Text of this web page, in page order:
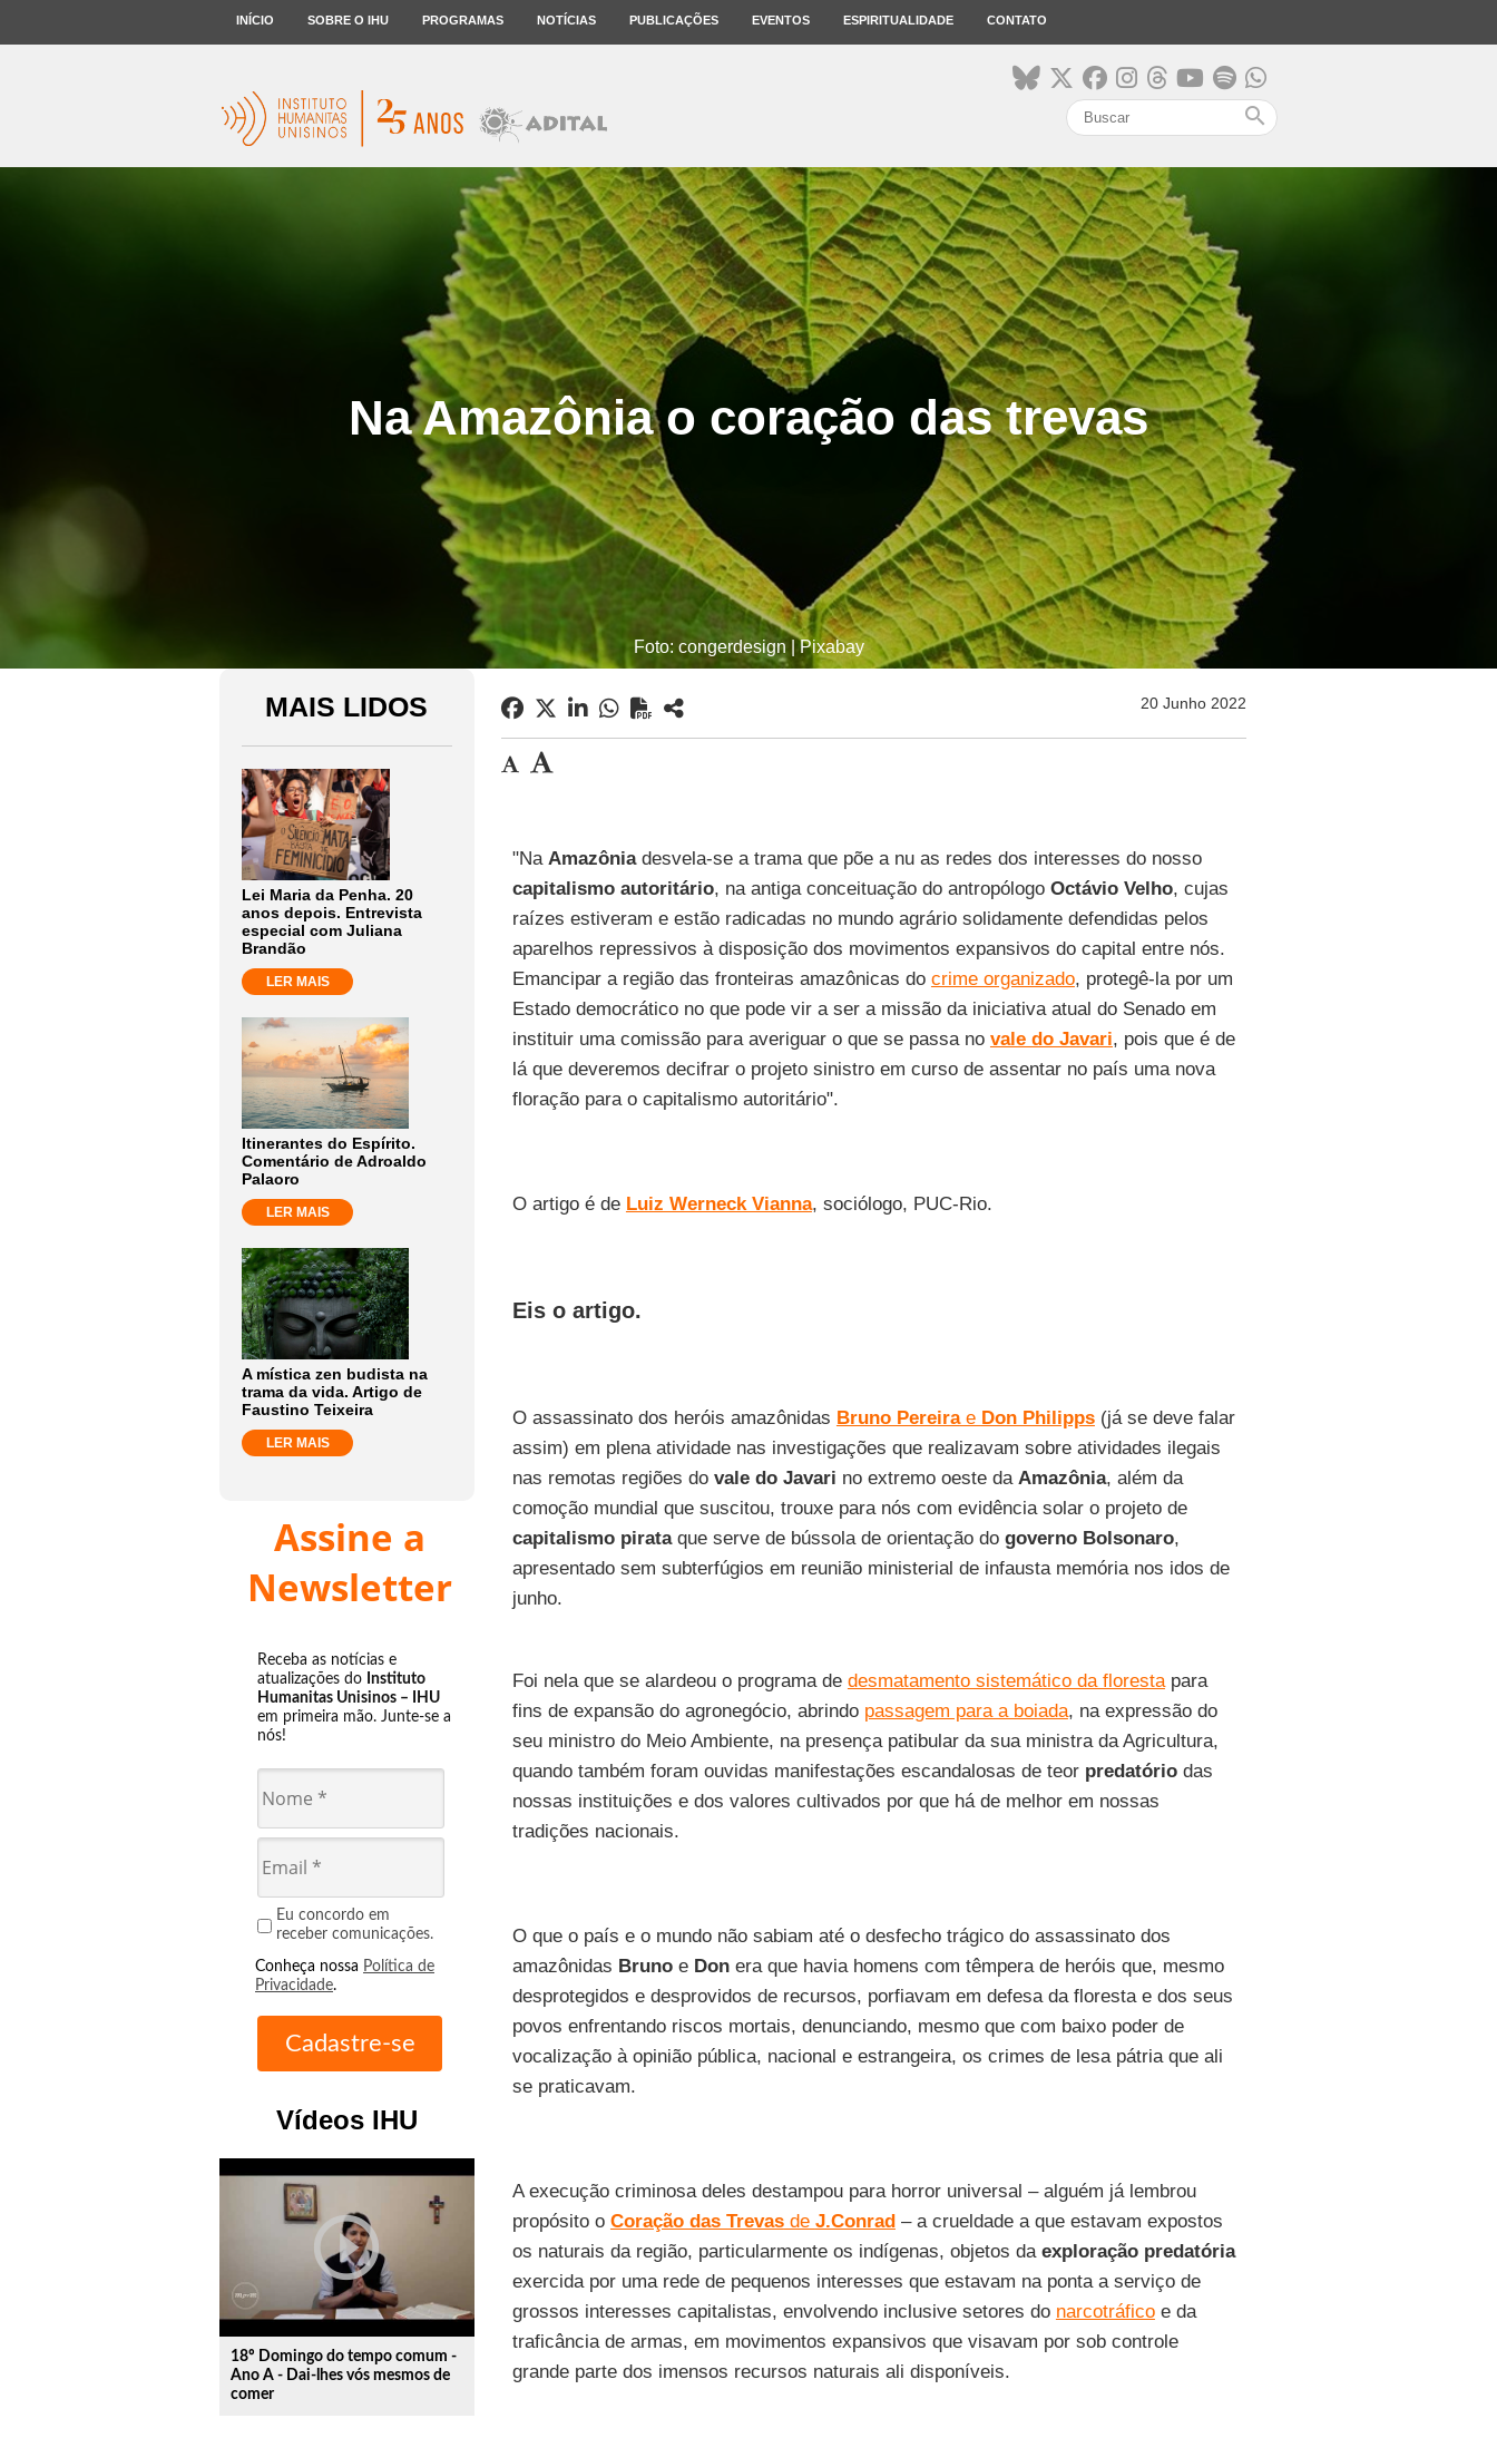
INÍCIO SOBRE O IHU PROGRAMAS NOTÍCIAS PUBLICAÇÕES EVENTOS ESPIRITUALIDADE CONTATO
search
Na Amazônia o coração das trevas
Foto: congerdesign | Pixabay
MAIS LIDOS
Lei Maria da Penha. 20
anos depois. Entrevista
especial com Juliana
Brandão
LER MAIS
Itinerantes do Espírito.
Comentário de Adroaldo
Palaoro
LER MAIS
A mística zen budista na
trama da vida. Artigo de
Faustino Teixeira
LER MAIS
Assine a
Newsletter
Receba as notícias e
atualizações do Instituto
Humanitas Unisinos – IHU
em primeira mão. Junte-se a
nós!
Eu concordo em
receber comunicações.
Conheça nossa Política de
Privacidade.
Vídeos IHU
play_circle_outline
18º Domingo do tempo comum -
Ano A - Dai-lhes vós mesmos de
comer
20 Junho 2022
"Na Amazôniadesvela-se a trama que põe a nu as redes dos interesses do nosso
capitalismo autoritário, na antiga conceituação do antropólogo Octávio Velho, cujas
raízes estiveram e estão radicadas no mundo agrário solidamente defendidas pelos
aparelhos repressivos à disposição dos movimentos expansivos do capital entre nós.
Emancipar a região das fronteiras amazônicas do crime organizado, protegê-la por um
Estado democrático no que pode vir a ser a missão da iniciativa atual do Senado em
instituir uma comissão para averiguar o que se passa no vale do Javari, pois que é de
lá que deveremos decifrar o projeto sinistro em curso de assentar no país uma nova
floração para o capitalismo autoritário".
O artigo é de Luiz Werneck Vianna, sociólogo, PUC-Rio.
Eis o artigo.
O assassinato dos heróis amazônidas Bruno Pereirae Don Philipps(já se deve falar
assim) em plena atividade nas investigações que realizavam sobre atividades ilegais
nas remotas regiões do vale do Javari no extremo oeste da Amazônia, além da
comoção mundial que suscitou, trouxe para nós com evidência solar o projeto de
capitalismo pirataque serve de bússola de orientação do governo Bolsonaro,
apresentado sem subterfúgios em reunião ministerial de infausta memória nos idos de
junho.
Foi nela que se alardeou o programa de desmatamento sistemático da florestapara
fins de expansão do agronegócio, abrindo passagem para a boiada, na expressão do
seu ministro do Meio Ambiente, na presença patibular da sua ministra da Agricultura,
quando também foram ouvidas manifestações escandalosas de teor predatóriodas
nossas instituições e dos valores cultivados por que há de melhor em nossas
tradições nacionais.
O que o país e o mundo não sabiam até o desfecho trágico do assassinato dos
amazônidas Brunoe Donera que havia homens com têmpera de heróis que, mesmo
desprotegidos e desprovidos de recursos, porfiavam em defesa da floresta e dos seus
povos enfrentando riscos mortais, denunciando, mesmo que com baixo poder de
vocalização à opinião pública, nacional e estrangeira, os crimes de lesa pátria que ali
se praticavam.
A execução criminosa deles destampou para horror universal – alguém já lembrou
propósito o Coração das Trevasde J.Conrad– a crueldade a que estavam expostos
os naturais da região, particularmente os indígenas, objetos da exploração predatória
exercida por uma rede de pequenos interesses que estavam na ponta a serviço de
grossos interesses capitalistas, envolvendo inclusive setores do narcotráficoe da
traficância de armas, em movimentos expansivos que visavam por sob controle
grande parte dos imensos recursos naturais ali disponíveis.